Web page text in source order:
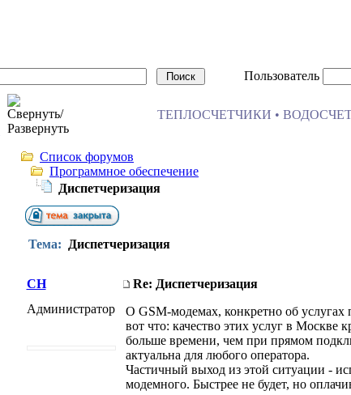
Пользователь
ТЕПЛОСЧЕТЧИКИ •
Список форумов
Программное обеспечение
Диспетчеризация
Тема: Диспетчеризация
CH
Re: Диспетчеризация
Администратор
О GSM-модемах, конкретно об услугах
вот что: качество этих услуг в Москве
больше времени, чем при прямом
актуальна для любого оператора.
Частичный выход из этой ситуации -
модемного. Быстрее не будет, но